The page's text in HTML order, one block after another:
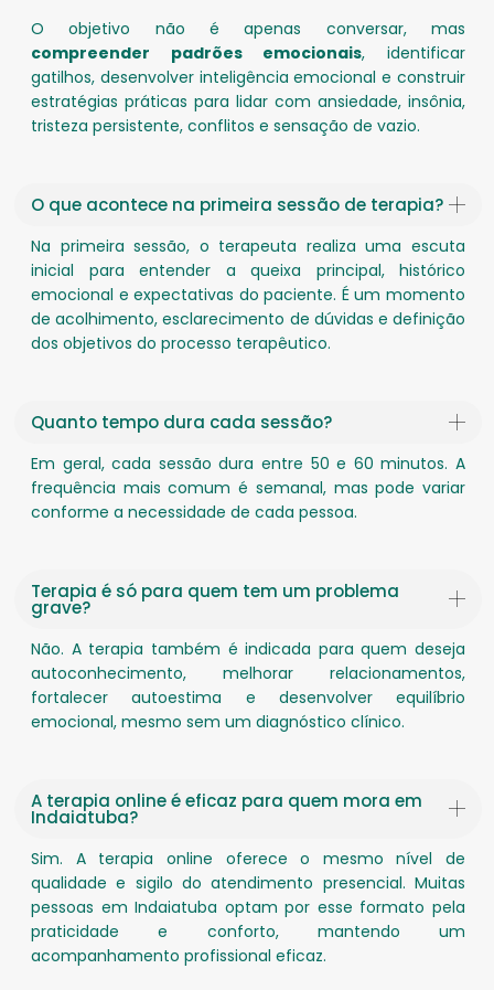
O objetivo não é apenas conversar, mas
compreender padrões emocionais, identificar
gatilhos, desenvolver inteligência emocional e construir
estratégias práticas para lidar com ansiedade, insônia,
tristeza persistente, conflitos e sensação de vazio.
O que acontece na primeira sessão de terapia?
Na primeira sessão, o terapeuta realiza uma escuta
inicial para entender a queixa principal, histórico
emocional e expectativas do paciente. É um momento
de acolhimento, esclarecimento de dúvidas e definição
dos objetivos do processo terapêutico.
Quanto tempo dura cada sessão?
Em geral, cada sessão dura entre 50 e 60 minutos. A
frequência mais comum é semanal, mas pode variar
conforme a necessidade de cada pessoa.
Terapia é só para quem tem um problema
grave?
Não. A terapia também é indicada para quem deseja
autoconhecimento, melhorar relacionamentos,
fortalecer autoestima e desenvolver equilíbrio
emocional, mesmo sem um diagnóstico clínico.
A terapia online é eficaz para quem mora em
Indaiatuba?
Sim. A terapia online oferece o mesmo nível de
qualidade e sigilo do atendimento presencial. Muitas
pessoas em Indaiatuba optam por esse formato pela
praticidade e conforto, mantendo um
acompanhamento profissional eficaz.